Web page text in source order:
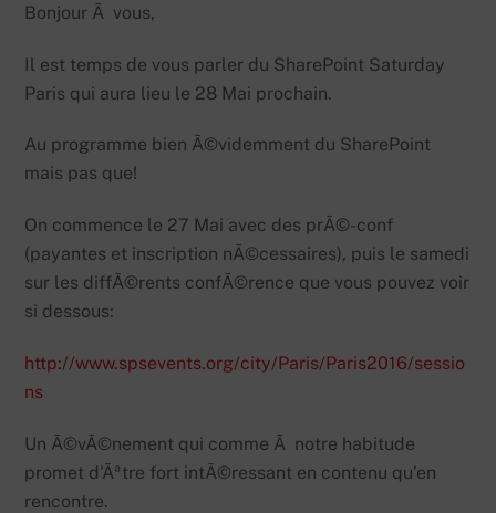
Bonjour Ã vous,
Il est temps de vous parler du SharePoint Saturday
Paris qui aura lieu le 28 Mai prochain.
Au programme bien Ã©videmment du SharePoint
mais pas que!
On commence le 27 Mai avec des prÃ©-conf
(payantes et inscription nÃ©cessaires), puis le samedi
sur les diffÃ©rents confÃ©rence que vous pouvez voir
si dessous:
http://www.spsevents.org/city/Paris/Paris2016/sessio
ns
Un Ã©vÃ©nement qui comme Ã notre habitude
promet d’Ãªtre fort intÃ©ressant en contenu qu’en
rencontre.